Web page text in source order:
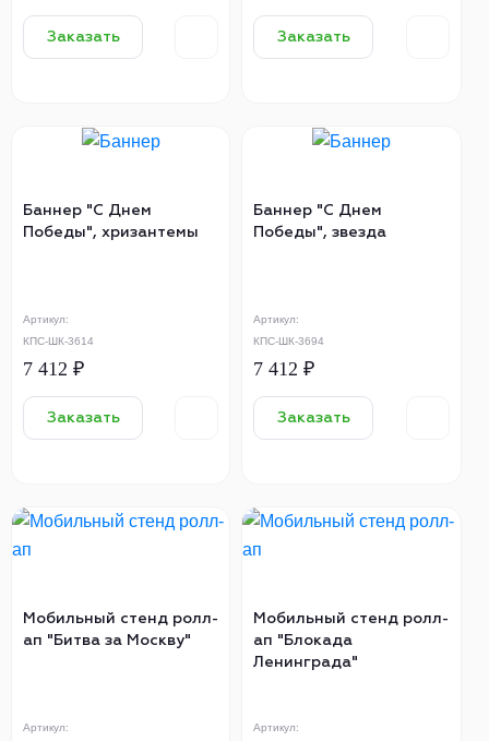
Заказать Заказать
Артикул:
КПС-ШК-3614
Баннер "С Днем
Победы", хризантемы
7 412 ₽
Заказать
Артикул:
КПС-ШК-3694
Баннер "С Днем
Победы", звезда
7 412 ₽
Заказать
Артикул:
Мобильный стенд ролл-
ап "Битва за Москву"
Артикул:
Мобильный стенд ролл-
ап "Блокада
Ленинграда"